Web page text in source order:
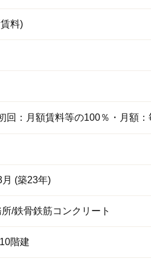
料)
回：月額賃料等の100％・月額
月 (築23年)
/鉄骨鉄筋コンクリート
階建